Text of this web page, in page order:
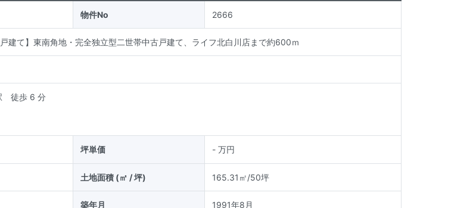
物件No 2666
建て】東南角地・完全独立型二世帯中古戸建て、ライフ北白川店まで約600ｍ
徒歩 6 分
坪単価 - 万円
土地面積 (㎡ / 坪) 165.31㎡/50坪
築年月 1991年8月